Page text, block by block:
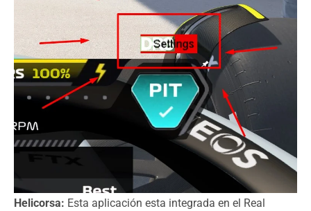
Helicorsa: Esta aplicación esta integrada en el Real